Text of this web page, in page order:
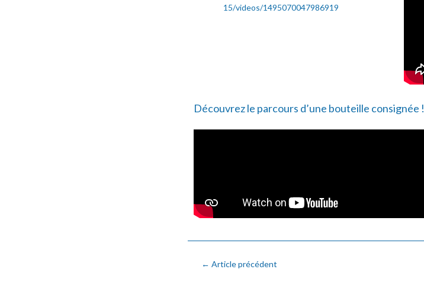
15/videos/1495070047986919
Découvrez le parcours d’une bouteille consignée !
← Article précédent